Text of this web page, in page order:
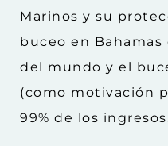
Marinos y su
buceo en Bahamas
del mundo y el
(como motivación
99% de los